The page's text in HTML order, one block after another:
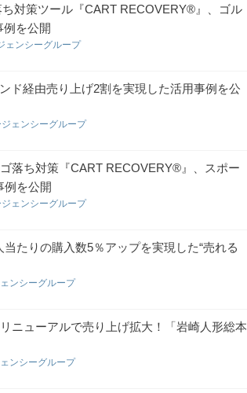
対策ツール『CART RECOVERY®』、ゴル
例を公開
ェンシーグループ
ド経由売り上げ2割を実現した活用事例を公
ェンシーグループ
落ち対策『CART RECOVERY®』、スポー
例を公開
ェンシーグループ
たりの購入数5％アップを実現した“売れる
ンシーグループ
ニューアルで売り上げ拡大！「岩崎人形総本
ンシーグループ